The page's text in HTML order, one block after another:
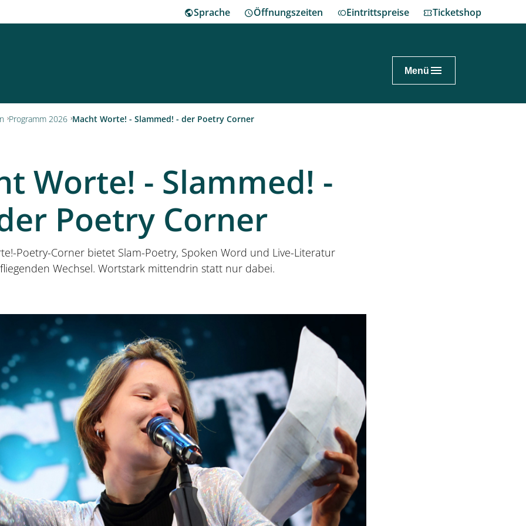
Sprache Öffnungszeiten Eintrittspreise Ticketshop
Menü
Herrenhausen erleben
Kleines Fest im Großen Garten
Museum Schloss Herrenhausen
Veranstaltungen
Startseite
Öffnungszeiten
Eintrittspreise
Ticketshop
Programm 2026 Macht Worte! - Slammed! - der Poetry Corner
Worte! - Slammed! -
Poetry Corner
Poetry-Corner bietet Slam-Poetry, Spoken Word und Live-Literatur
Wechsel. Wortstark mittendrin statt nur dabei.